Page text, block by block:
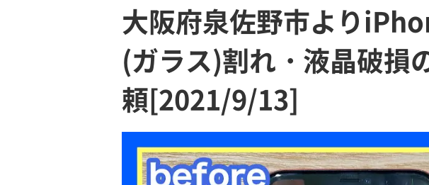
大阪府泉佐野市より
(ガラス)割れ・液晶破損
頼[2021/9/13]